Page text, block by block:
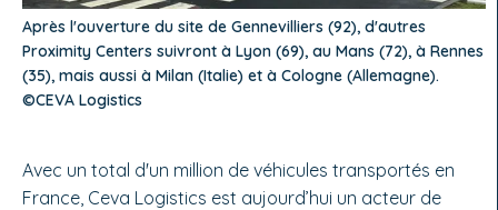
Après l'ouverture du site de Gennevilliers (92), d'autres
Proximity Centers suivront à Lyon (69), au Mans (72), à Rennes
(35), mais aussi à Milan (Italie) et à Cologne (Allemagne).
©CEVA Logistics
Avec un total d'un million de véhicules transportés en
France, Ceva Logistics est aujourd’hui un acteur de